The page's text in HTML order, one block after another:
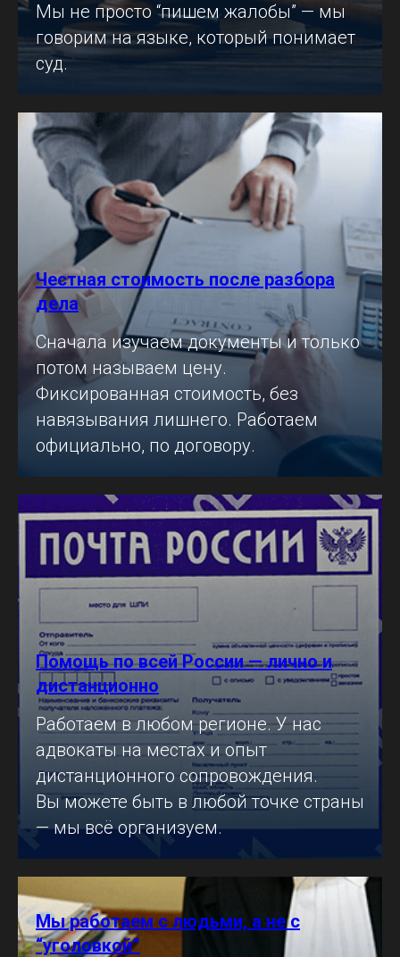
Мы не просто “пишем жалобы” — мы
говорим на языке, который понимает
суд.
Честная стоимость после разбора
дела
Сначала изучаем документы и только
потом называем цену.
Фиксированная стоимость, без
навязывания лишнего. Работаем
официально, по договору.
Помощь по всей России — лично и
дистанционно
Работаем в любом регионе. У нас
адвокаты на местах и опыт
дистанционного сопровождения.
Вы можете быть в любой точке страны
— мы всё организуем.
Мы работаем с людьми, а не с
“уголовкой”